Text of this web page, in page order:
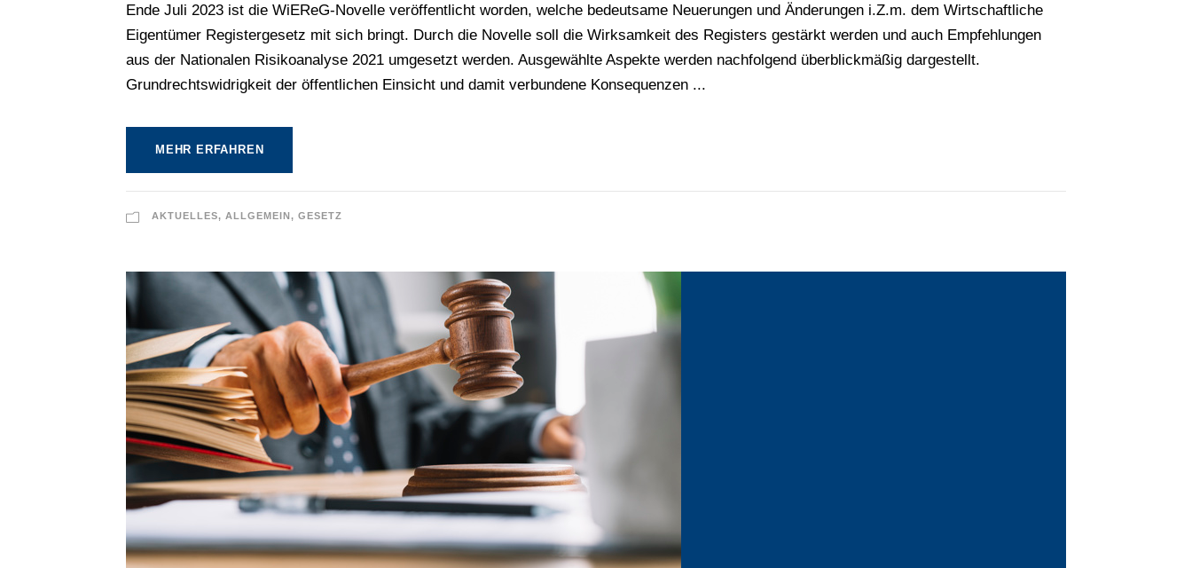
Ende Juli 2023 ist die WiEReG-Novelle veröffentlicht worden, welche bedeutsame Neuerungen und Änderungen i.Z.m. dem Wirtschaftliche
Eigentümer Registergesetz mit sich bringt. Durch die Novelle soll die Wirksamkeit des Registers gestärkt werden und auch Empfehlungen
aus der Nationalen Risikoanalyse 2021 umgesetzt werden. Ausgewählte Aspekte werden nachfolgend überblickmäßig dargestellt.
Grundrechtswidrigkeit der öffentlichen Einsicht und damit verbundene Konsequenzen ...
MEHR ERFAHREN
AKTUELLES, ALLGEMEIN, GESETZ